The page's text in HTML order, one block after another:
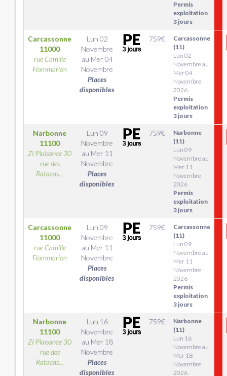
Permis
exploitation
3 jours
Carcassonne
11000
rue Camille
Flammarion
Lun 02
Novembre
au Mer 04
Novembre
Places
disponibles
759€
Carcassonne
(11)
Lun 02
Novembre au
Mer 04
Novembre
2026
Permis
exploitation
3 jours
Narbonne
11100
ZI Plaisance 30
rue des
Ratacas...
Lun 09
Novembre
au Mer 11
Novembre
Places
disponibles
759€
Narbonne
(11)
Lun 09
Novembre au
Mer 11
Novembre
2026
Permis
exploitation
3 jours
Carcassonne
11000
rue Camille
Flammarion
Lun 09
Novembre
au Mer 11
Novembre
Places
disponibles
759€
Carcassonne
(11)
Lun 09
Novembre au
Mer 11
Novembre
2026
Permis
exploitation
3 jours
Narbonne
11100
ZI Plaisance 30
rue des
Ratacas...
Lun 16
Novembre
au Mer 18
Novembre
Places
disponibles
759€
Narbonne
(11)
Lun 16
Novembre au
Mer 18
Novembre
2026